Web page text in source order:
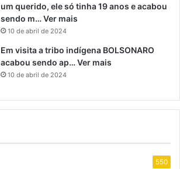
um querido, ele só tinha 19 anos e acabou
sendo m… Ver mais
10 de abril de 2024
Em visita a tribo indígena BOLSONARO
acabou sendo ap… Ver mais
10 de abril de 2024
550